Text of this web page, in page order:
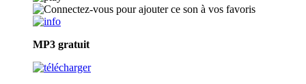
MP3 gratuit